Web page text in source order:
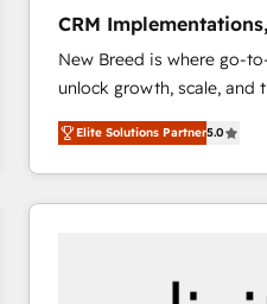
2️⃣ AIエージェント組織構築 営業・マーケティング業務
の一部をAIが自律実行する
Breeze・Claude等を
運用ルール・成果指標まで含め
DX × AI推進のPMO伴走支
革を、構想から実装・定着
定の代行ではなく、設計の
計・構築：リード獲得・
計・導線設計・テンプレ
CRM
Demand Gen
New Breed is where go-
unlock growth, scale, and
companies activate
customer platform and
Loop Marketing
services, smart agents,
buyer journey for clean
Elite Solutions Partner5.0